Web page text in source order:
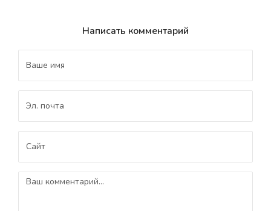
Написать комментарий